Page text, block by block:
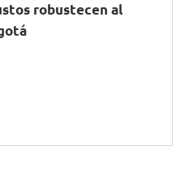
robustecen al